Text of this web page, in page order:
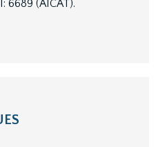
6689 (AICAT).